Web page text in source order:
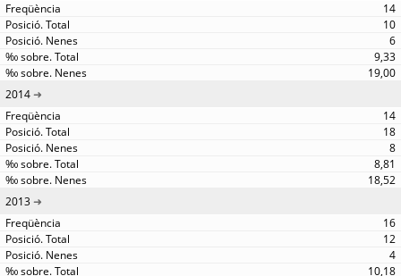
14
10
6
9,33
19,00
2014
14
18
8
8,81
18,52
2013
16
12
4
10,18